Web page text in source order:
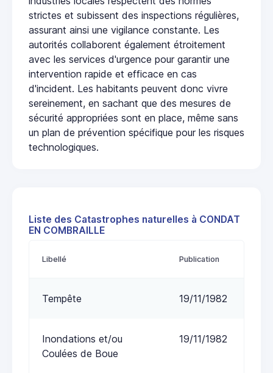
strictes et subissent des inspections régulières,
assurant ainsi une vigilance constante. Les
autorités collaborent également étroitement
avec les services d'urgence pour garantir une
intervention rapide et efficace en cas
d'incident. Les habitants peuvent donc vivre
sereinement, en sachant que des mesures de
sécurité appropriées sont en place, même sans
un plan de prévention spécifique pour les risques
technologiques.
Liste des Catastrophes naturelles à CONDAT
EN COMBRAILLE
Libellé Publication
Tempête 19/11/1982
Inondations et/ou
Coulées de Boue
19/11/1982